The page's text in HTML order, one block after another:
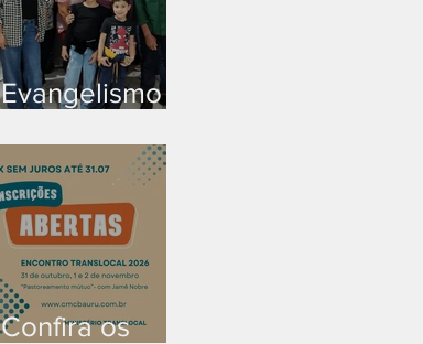
Evangelismo
Confira os